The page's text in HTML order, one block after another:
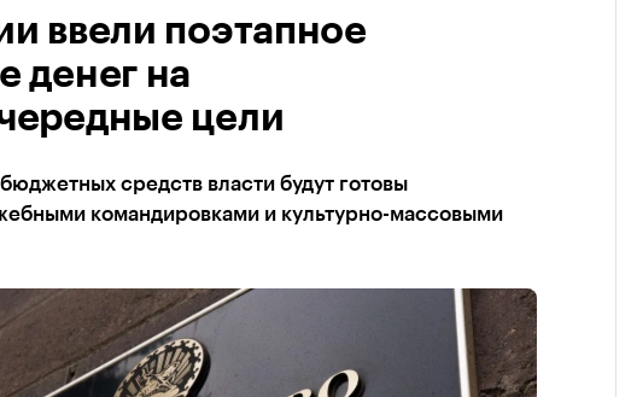
ввели поэтапное
денег на
цели
средств власти будут готовы
командировками и культурно-массовыми